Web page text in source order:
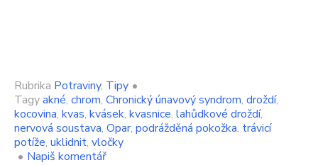
Rubrika Potraviny, Tipy •
Tagyakné, chrom, Chronický únavový syndrom, droždí,
kocovina, kvas, kvásek, kvasnice, lahůdkové droždí,
nervová soustava, Opar, podrážděná pokožka, trávicí
potíže, uklidnit, vločky
• Napiš komentářon